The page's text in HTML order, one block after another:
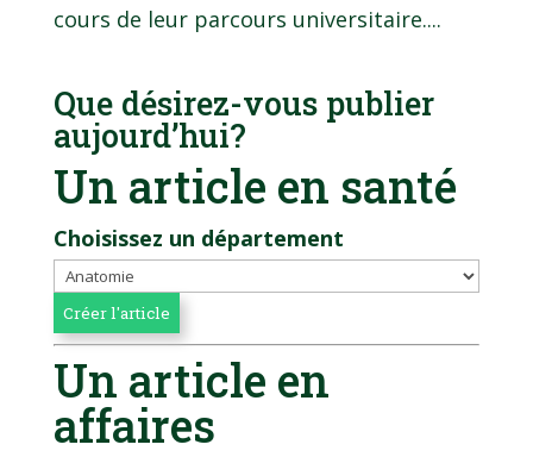
cours de leur parcours universitaire....
Que désirez-vous publier
aujourd’hui?
Un article en santé
Choisissez un département
Un article en
affaires